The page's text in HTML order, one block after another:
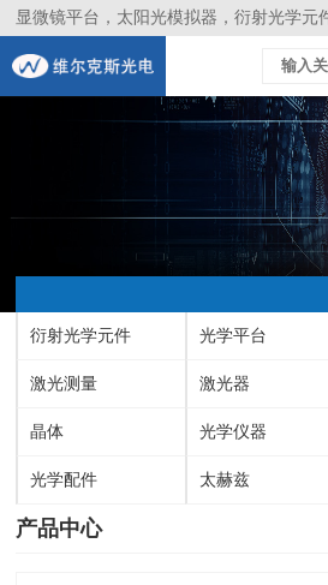
显微镜平台，太阳光模拟器，衍射光学元
谱仪，生物激光器，光束分析仪，Layertec
衍射光学元件 光学平台
激光测量 激光器
晶体 光学仪器
光学配件 太赫兹
产品中心